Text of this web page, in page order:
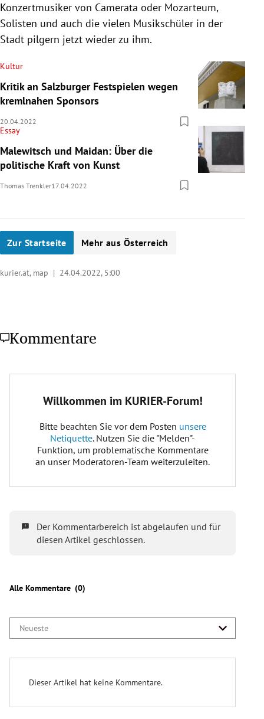
Konzertmusiker von Camerata oder Mozarteum,
Solisten und auch die vielen Musikschüler in der
Stadt pilgern jetzt wieder zu ihm.
Kultur
Kritik an Salzburger Festspielen wegen
kremlnahen Sponsors
20.04.2022
Essay
Malewitsch und Maidan: Über die
politische Kraft von Kunst
Thomas Trenkler17.04.2022
Zur Startseite Mehr aus Österreich
kurier.at, map | 24.04.2022, 5:00
Kommentare